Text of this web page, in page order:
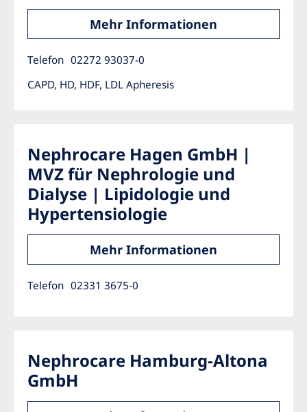
Mehr Informationen
Telefon 02272 93037-0
CAPD, HD, HDF, LDL Apheresis
Nephrocare Hagen GmbH |
MVZ für Nephrologie und
Dialyse | Lipidologie und
Hypertensiologie
Mehr Informationen
Telefon 02331 3675-0
Nephrocare Hamburg-Altona
GmbH